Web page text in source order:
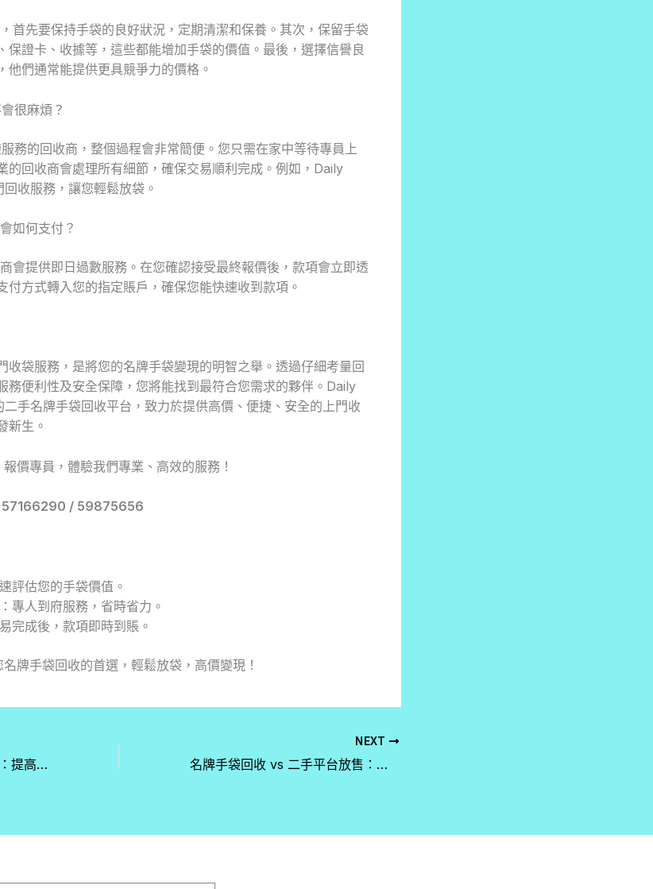
首先要保持手袋的良好狀況，定期清潔和保養。其次，保留手袋
保證卡、收據等，這些都能增加手袋的價值。最後，選擇信譽良
他們通常能提供更具競爭力的價格。
很麻煩？
務的回收商，整個過程會非常簡便。您只需在家中等待專員上
的回收商會處理所有細節，確保交易順利完成。例如，Daily
收服務，讓您輕鬆放袋。
如何支付？
會提供即日過數服務。在您確認接受最終報價後，款項會立即透
付方式轉入您的指定賬戶，確保您能快速收到款項。
收袋服務，是將您的名牌手袋變現的明智之舉。透過仔細考量回
務便利性及安全保障，您將能找到最符合您需求的夥伴。Daily
手名牌手袋回收平台，致力於提供高價、便捷、安全的上門收
新生。
價專員，體驗我們專業、高效的服務！
57166290 / 59875656
速評估您的手袋價值。
：專人到府服務，省時省力。
易完成後，款項即時到賬。
牌手袋回收的首選，輕鬆放袋，高價變現！
二手手袋回收前必做的5件事：提高回收價的實用技巧
NEXT
名牌手袋回收 vs 二手平台放售：哪個方式更划算？香港高價收袋攻略